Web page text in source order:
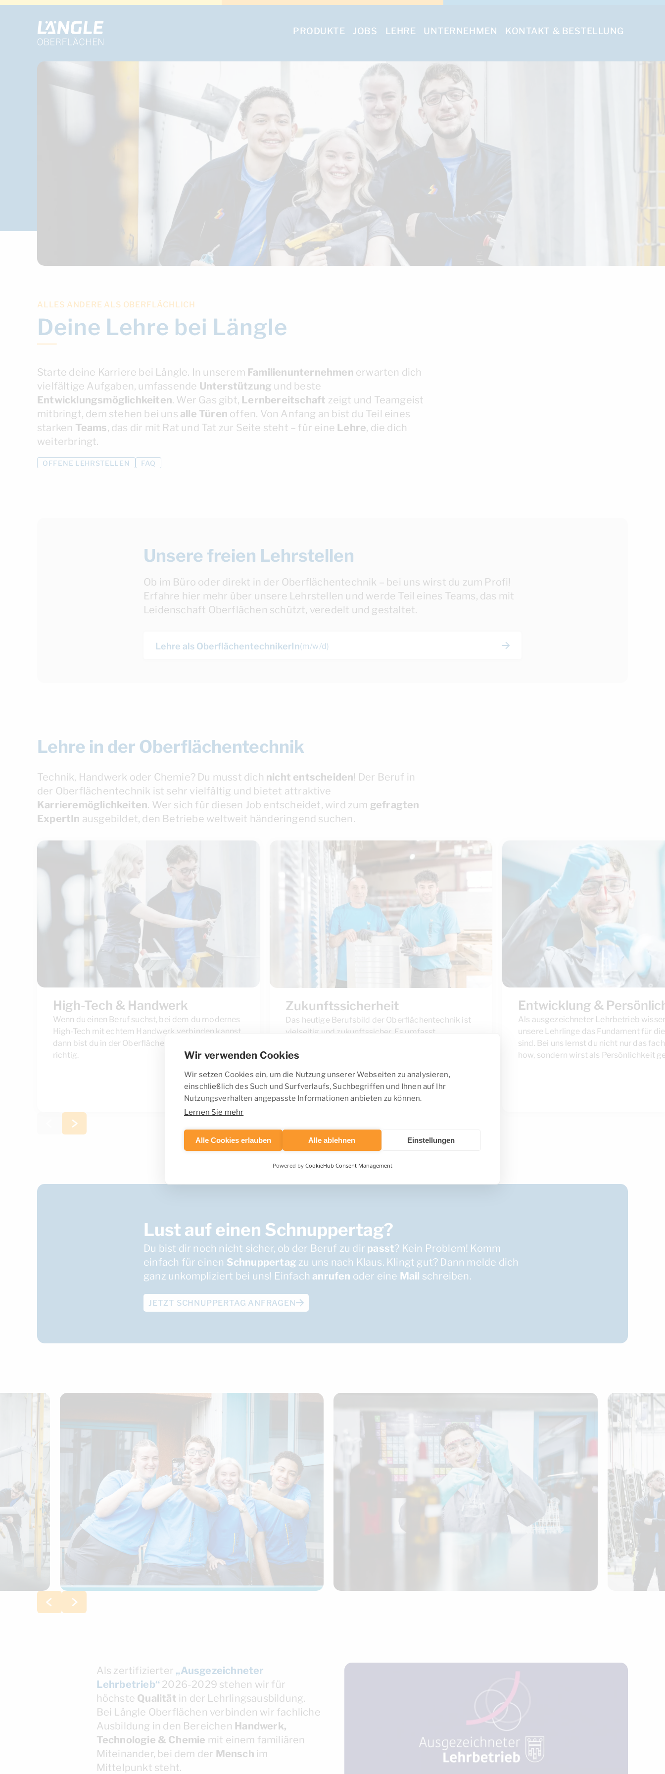
Wir verwenden Cookies
Wir setzen Cookies ein, um die Nutzung unserer Webseiten zu analysieren,
einschließlich des Such und Surfverlaufs, Suchbegriffen und Ihnen auf Ihr
Nutzungsverhalten angepasste Informationen anbieten zu können.
Lernen Sie mehr
Alle Cookies erlauben Alle ablehnen Einstellungen
Powered by CookieHub Consent Management
PRODUKTE JOBS LEHRE UNTERNEHMEN KONTAKT & BESTELLUNG
ALLES ANDERE ALS OBERFLÄCHLICH
Deine Lehre bei Längle
Starte deine Karriere bei Längle. In unserem Familienunternehmen erwarten dich
vielfältige Aufgaben, umfassende Unterstützung und beste
Entwicklungsmöglichkeiten. Wer Gas gibt, Lernbereitschaft zeigt und Teamgeist
mitbringt, dem stehen bei uns alle Türen offen. Von Anfang an bist du Teil eines
starken Teams, das dir mit Rat und Tat zur Seite steht – für eine Lehre, die dich
weiterbringt.
OFFENE LEHRSTELLEN FAQ
Unsere freien Lehrstellen
Ob im Büro oder direkt in der Oberflächentechnik – bei uns wirst du zum Profi!
Erfahre hier mehr über unsere Lehrstellen und werde Teil eines Teams, das mit
Leidenschaft Oberflächen schützt, veredelt und gestaltet.
Lehre als OberflächentechnikerIn(m/w/d)
Lehre in der Oberflächentechnik
Technik, Handwerk oder Chemie? Du musst dich nicht entscheiden! Der Beruf in
der Oberflächentechnik ist sehr vielfältig und bietet attraktive
Karrieremöglichkeiten. Wer sich für diesen Job entscheidet, wird zum gefragten
ExpertIn ausgebildet, den Betriebe weltweit händeringend suchen.
High-Tech & Handwerk
Wenn du einen Beruf suchst, bei dem du modernes
High-Tech mit echtem Handwerk verbinden kannst,
dann bist du in der Oberflächentechnik genau
richtig.
Zukunftssicherheit
Das heutige Berufsbild der Oberflächentechnik ist
vielseitig und zukunftssicher. Es umfasst
Pulverbeschichtungsanlagen,
den nachhaltigen Umgang mit Ressourcen und
innovativen Materialien.
Entwicklung &
Als ausgezeichneter Lehrbetrieb
unsere Lehrlinge das Fundament für
sind. Bei uns lernst du nicht nur das
how, sondern wirst als Persönlichkeit
Lust auf einen Schnuppertag?
Du bist dir noch nicht sicher, ob der Beruf zu dir passt? Kein Problem! Komm
einfach für einen Schnuppertag zu uns nach Klaus. Klingt gut? Dann melde dich
ganz unkompliziert bei uns! Einfachanrufen oder eine Mail schreiben.
JETZT SCHNUPPERTAG ANFRAGEN
Als zertifizierter „Ausgezeichneter
Lehrbetrieb“ 2026-2029 stehen wir für
höchste Qualität in der Lehrlingsausbildung.
Bei Längle Oberflächen verbinden wir fachliche
Ausbildung in den Bereichen Handwerk,
Technologie & Chemie mit einem familiären
Miteinander, bei dem der Mensch im
Mittelpunkt steht.